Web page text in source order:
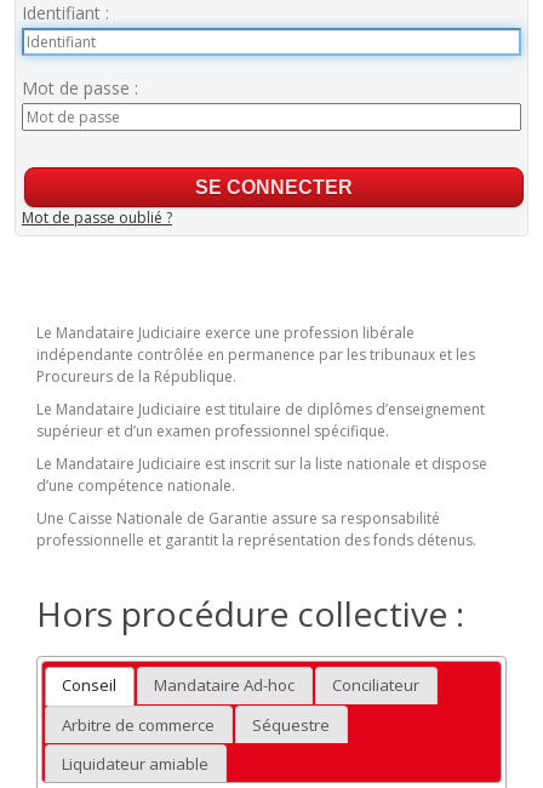
Identifiant :
Mot de passe :
Mot de passe oublié ?
Le Mandataire Judiciaire exerce une profession libérale
indépendante contrôlée en permanence par les tribunaux et les
Procureurs de la République.
Le Mandataire Judiciaire est titulaire de diplômes d’enseignement
supérieur et d’un examen professionnel spécifique.
Le Mandataire Judiciaire est inscrit sur la liste nationale et dispose
d’une compétence nationale.
Une Caisse Nationale de Garantie assure sa responsabilité
professionnelle et garantit la représentation des fonds détenus.
Hors procédure collective :
Conseil Mandataire Ad-hoc
Conciliateur
Arbitre de commerce
Séquestre
Liquidateur amiable